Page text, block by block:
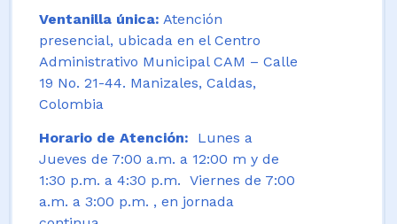
Ventanilla única: Atención
presencial, ubicada en el Centro
Administrativo Municipal CAM – Calle
19 No. 21-44. Manizales, Caldas,
Colombia
Horario de Atención:
Lunes a
Jueves de 7:00 a.m. a 12:00 m y de
1:30 p.m. a 4:30 p.m. Viernes de 7:00
a.m. a 3:00 p.m. , en jornada